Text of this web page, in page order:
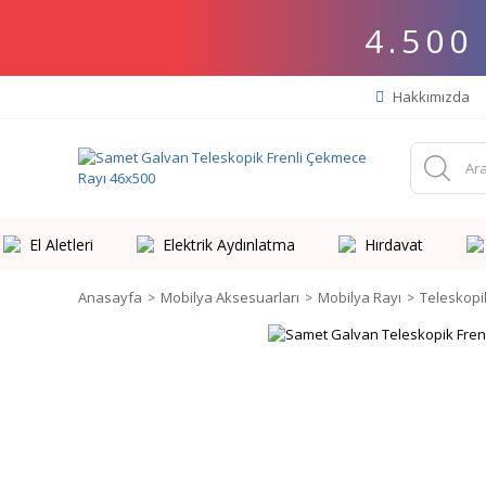
4.500
Hakkımızda
El Aletleri Elektrik Aydınlatma Hırdavat
Anasayfa Mobilya Aksesuarları Mobilya Rayı